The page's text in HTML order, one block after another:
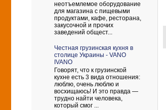
неотъемлемое оборудование
для магазина с пищевыми
продуктами, кафе, ресторана,
закусочной и прочих
заведений общест...
Честная грузинская кухня в
столице Украины - VANO
IVANO
Говорят, что к грузинской
кухне есть 3 вида отношения:
люблю, очень люблю и
восхищаюсь! И это правда —
трудно найти человека,
который смог ...